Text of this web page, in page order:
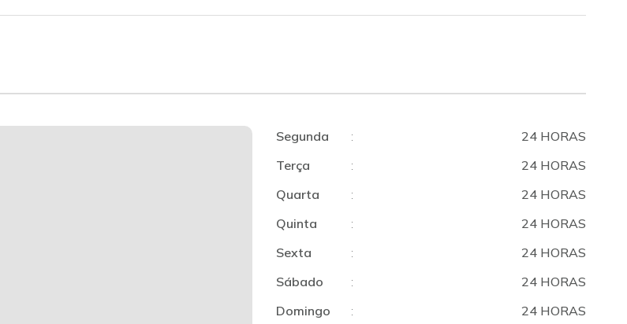
Segunda :
24 HORAS
Terça
:
24 HORAS
Quarta
:
24 HORAS
Quinta
:
24 HORAS
Sexta
:
24 HORAS
Sábado
:
24 HORAS
Domingo
: 24 HORAS